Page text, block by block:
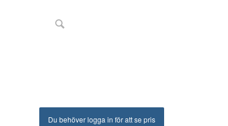
Du behöver logga in för att se pris